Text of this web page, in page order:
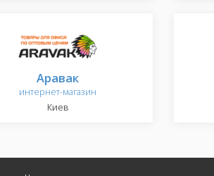
Аравак
интернет-магазин
Киев